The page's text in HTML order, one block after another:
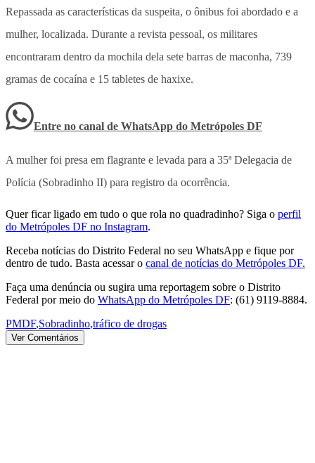
Repassada as características da suspeita, o ônibus foi abordado e a
mulher, localizada. Durante a revista pessoal, os militares
encontraram dentro da mochila dela sete barras de maconha, 739
gramas de cocaína e 15 tabletes de haxixe.
Entre no canal de WhatsApp do Metrópoles DF
A mulher foi presa em flagrante e levada para a 35ª Delegacia de
Polícia (Sobradinho II) para registro da ocorrência.
Quer ficar ligado em tudo o que rola no quadradinho? Siga o perfil
do Metrópoles DF no Instagram.
Receba notícias do Distrito Federal no seu WhatsApp e fique por
dentro de tudo. Basta acessar o canal de notícias do Metrópoles DF.
Faça uma denúncia ou sugira uma reportagem sobre o Distrito
Federal por meio do WhatsApp do Metrópoles DF: (61) 9119-8884.
PMDF,Sobradinho,tráfico de drogas
Ver Comentários